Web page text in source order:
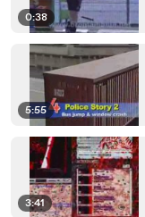
0:38
5:55
3:41